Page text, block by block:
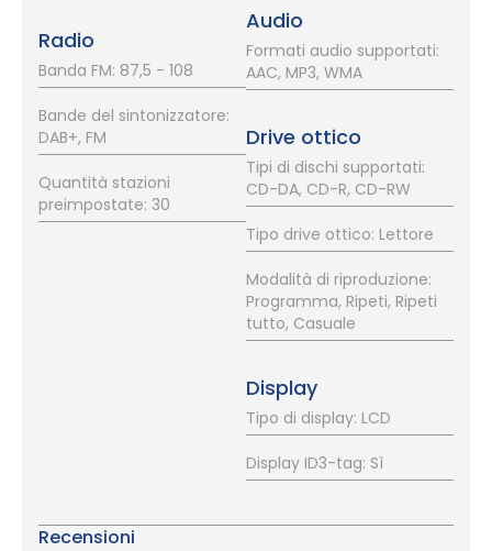
Radio
Banda FM: 87,5 - 108
Bande del sintonizzatore:
DAB+, FM
Quantità stazioni
preimpostate: 30
Audio
Formati audio supportati:
AAC, MP3, WMA
Drive ottico
Tipi di dischi supportati:
CD-DA, CD-R, CD-RW
Tipo drive ottico: Lettore
Modalità di riproduzione:
Programma, Ripeti, Ripeti
tutto, Casuale
Display
Tipo di display: LCD
Display ID3-tag: Sì
Recensioni